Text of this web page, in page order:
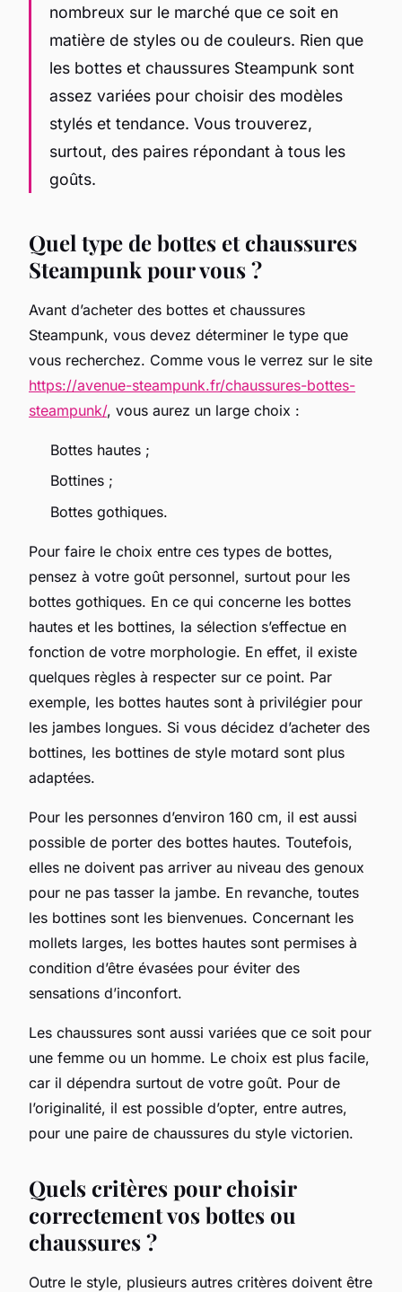
nombreux sur le marché que ce soit en
matière de styles ou de couleurs. Rien que
les bottes et chaussures Steampunk sont
assez variées pour choisir des modèles
stylés et tendance. Vous trouverez,
surtout, des paires répondant à tous les
goûts.
Quel type de bottes et chaussures
Steampunk pour vous ?
Avant d’acheter des bottes et chaussures
Steampunk, vous devez déterminer le type que
vous recherchez. Comme vous le verrez sur le site
https://avenue-steampunk.fr/chaussures-bottes-
steampunk/, vous aurez un large choix :
Bottes hautes ;
Bottines ;
Bottes gothiques.
Pour faire le choix entre ces types de bottes,
pensez à votre goût personnel, surtout pour les
bottes gothiques. En ce qui concerne les bottes
hautes et les bottines, la sélection s’effectue en
fonction de votre morphologie. En effet, il existe
quelques règles à respecter sur ce point. Par
exemple, les bottes hautes sont à privilégier pour
les jambes longues. Si vous décidez d’acheter des
bottines, les bottines de style motard sont plus
adaptées.
Pour les personnes d’environ 160 cm, il est aussi
possible de porter des bottes hautes. Toutefois,
elles ne doivent pas arriver au niveau des genoux
pour ne pas tasser la jambe. En revanche, toutes
les bottines sont les bienvenues. Concernant les
mollets larges, les bottes hautes sont permises à
condition d’être évasées pour éviter des
sensations d’inconfort.
Les chaussures sont aussi variées que ce soit pour
une femme ou un homme. Le choix est plus facile,
car il dépendra surtout de votre goût. Pour de
l’originalité, il est possible d’opter, entre autres,
pour une paire de chaussures du style victorien.
Quels critères pour choisir
correctement vos bottes ou
chaussures ?
Outre le style, plusieurs autres critères doivent être